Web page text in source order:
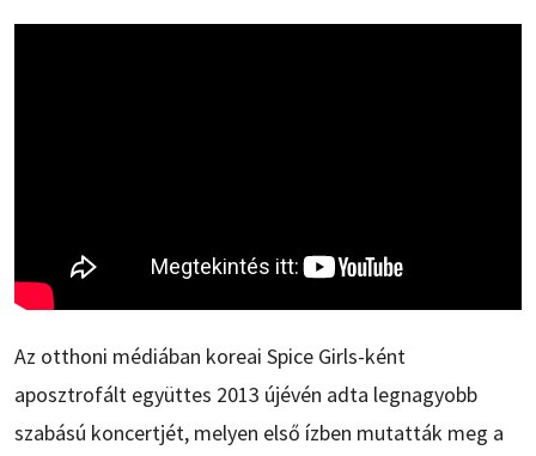
Az otthoni médiában koreai Spice Girls-ként
aposztrofált együttes 2013 újévén adta legnagyobb
szabású koncertjét, melyen első ízben mutatták meg a